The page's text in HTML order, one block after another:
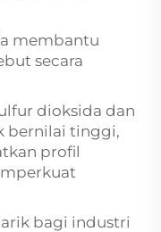
membantu
secara
dioksida dan
bernilai tinggi,
profil
bagi industri